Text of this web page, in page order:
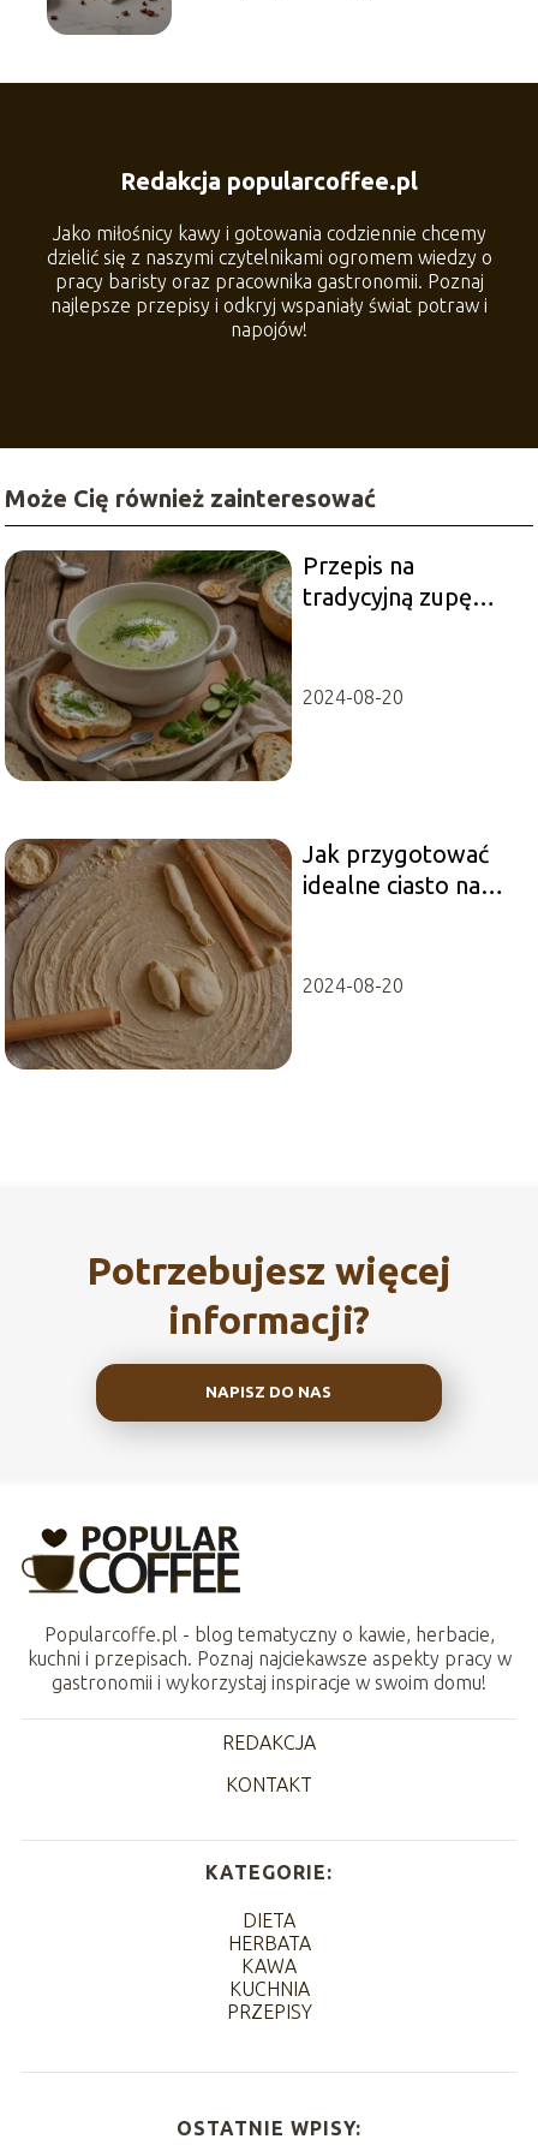
Redakcja popularcoffee.pl
Jako miłośnicy kawy i gotowania codziennie chcemy
dzielić się z naszymi czytelnikami ogromem wiedzy o
pracy baristy oraz pracownika gastronomii. Poznaj
najlepsze przepisy i odkryj wspaniały świat potraw i
napojów!
Może Cię również zainteresować
Przepis na
tradycyjną zupę
2024-08-20
Jak przygotować
idealne ciasto na
2024-08-20
Potrzebujesz więcej
informacji?
NAPISZ DO NAS
Popularcoffe.pl - blog tematyczny o kawie, herbacie,
kuchni i przepisach. Poznaj najciekawsze aspekty pracy w
gastronomii i wykorzystaj inspiracje w swoim domu!
REDAKCJA
KONTAKT
KATEGORIE:
DIETA
HERBATA
KAWA
KUCHNIA
PRZEPISY
OSTATNIE WPISY: